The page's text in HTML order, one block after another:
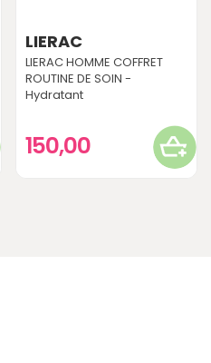
LIERAC
LIERAC HOMME COFFRET
ROUTINE DE SOIN -
Hydratant
150,00